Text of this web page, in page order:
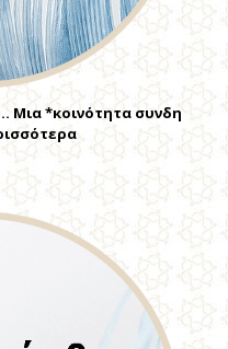
Μια *κοινότητα συνδη